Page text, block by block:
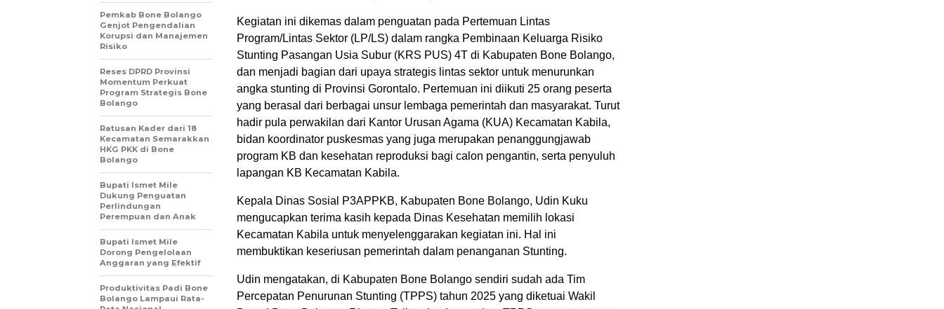
Kegiatan ini dikemas dalam penguatan pada Pertemuan Lintas
Program/Lintas Sektor (LP/LS) dalam rangka Pembinaan Keluarga Risiko
Stunting Pasangan Usia Subur (KRS PUS) 4T di Kabupaten Bone Bolango,
dan menjadi bagian dari upaya strategis lintas sektor untuk menurunkan
angka stunting di Provinsi Gorontalo. Pertemuan ini diikuti 25 orang peserta
yang berasal dari berbagai unsur lembaga pemerintah dan masyarakat. Turut
hadir pula perwakilan dari Kantor Urusan Agama (KUA) Kecamatan Kabila,
bidan koordinator puskesmas yang juga merupakan penanggungjawab
program KB dan kesehatan reproduksi bagi calon pengantin, serta penyuluh
lapangan KB Kecamatan Kabila.
Kepala Dinas Sosial P3APPKB, Kabupaten Bone Bolango, Udin Kuku
mengucapkan terima kasih kepada Dinas Kesehatan memilih lokasi
Kecamatan Kabila untuk menyelenggarakan kegiatan ini. Hal ini
membuktikan keseriusan pemerintah dalam penanganan Stunting.
Udin mengatakan, di Kabupaten Bone Bolango sendiri sudah ada Tim
Percepatan Penurunan Stunting (TPPS) tahun 2025 yang diketuai Wakil
Pemkab Bone Bolango
Genjot Pengendalian
Korupsi dan Manajemen
Risiko
Reses DPRD Provinsi
Momentum Perkuat
Program Strategis Bone
Bolango
Ratusan Kader dari 18
Kecamatan Semarakkan
HKG PKK di Bone
Bolango
Bupati Ismet Mile
Dukung Penguatan
Perlindungan
Perempuan dan Anak
Bupati Ismet Mile
Dorong Pengelolaan
Anggaran yang Efektif
Produktivitas Padi Bone
Bolango Lampaui Rata-